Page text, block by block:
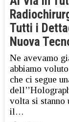
Tutti i
Nuova
Ne avevamo
abbiamo
che ci segue
volta si stanno
il…